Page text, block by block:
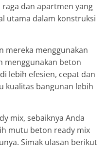
dan apartmen yang
utama dalam konstruksi
mereka menggunakan
menggunakan beton
lebih efesien, cepat dan
kualitas bangunan lebih
mix, sebaiknya Anda
mutu beton ready mix
Simak ulasan berikut